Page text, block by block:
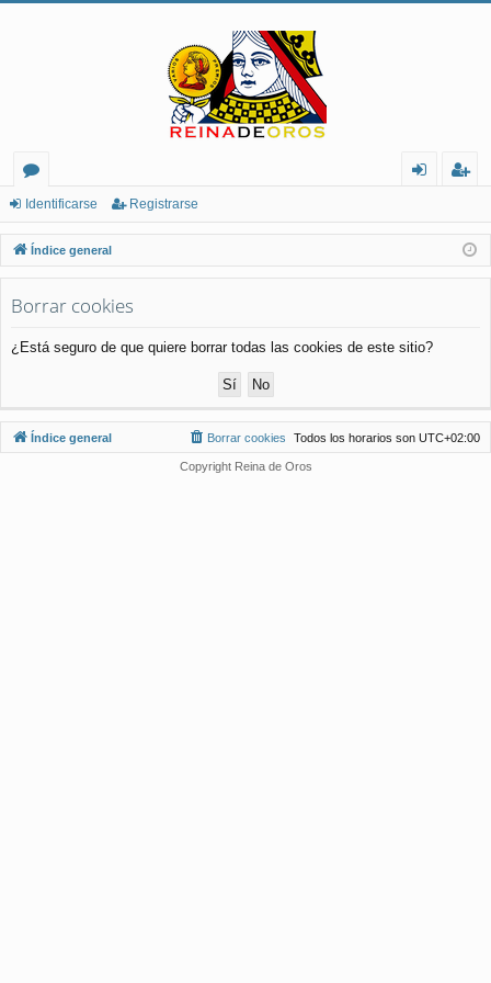
or
os
nt
ifi
rs
ist
ra
Identificarse Registrarse
Índice general
Borrar cookies
¿Está seguro de que quiere borrar todas las cookies de este sitio?
Índice general Todos los horarios son UTC+02:00
Borrar cookies
Copyright Reina de Oros